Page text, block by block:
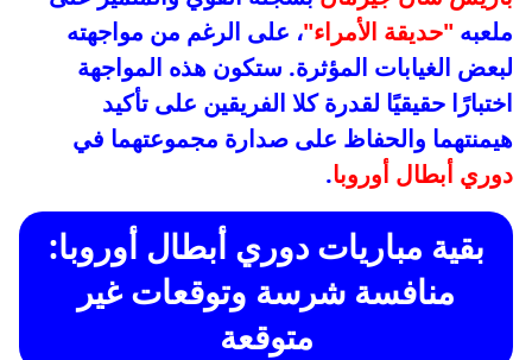
ملعبه "حديقة الأمراء"، على الرغم من مواجهته
لبعض الغيابات المؤثرة. ستكون هذه المواجهة
اختبارًا حقيقيًا لقدرة كلا الفريقين على تأكيد
هيمنتهما والحفاظ على صدارة مجموعتهما في
دوري أبطال أوروبا.
بقية مبارياتدوري أبطال أوروبا:
منافسة شرسة وتوقعات غير
متوقعة